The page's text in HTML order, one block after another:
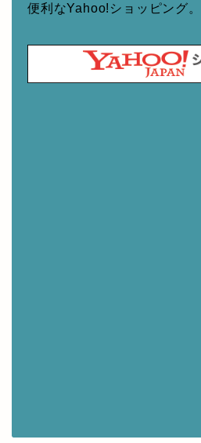
便利なYahoo!ショッピング。